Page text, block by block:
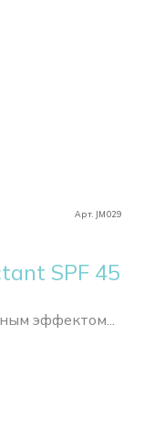
Арт. JM029
SPF 45
эффектом...